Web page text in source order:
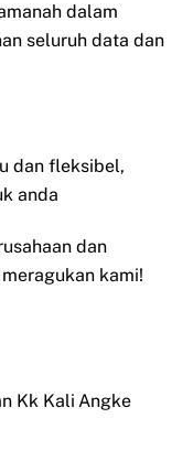
dalam
seluruh data dan
dan fleksibel,
anda
dan
kami!
Kk Kali Angke